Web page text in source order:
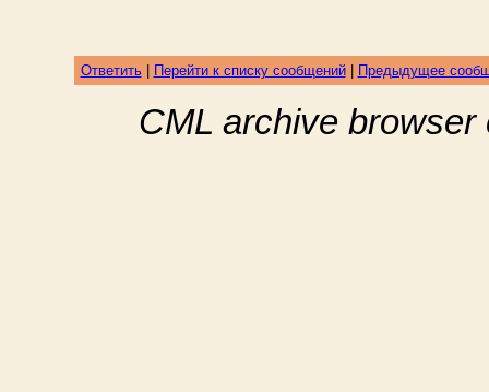
Ответить| Перейти к списку сообщений| Предыдущее
CML archive